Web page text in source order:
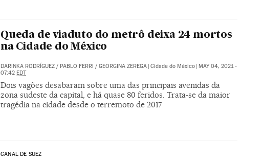
Queda de viaduto do metrô deixa 24 mortos
na Cidade do México
DARINKA RODRÍGUEZ/ PABLO FERRI / GEORGINA ZEREGA Cidade do México
MAY 04, 2021 -
07:42 EDT
Dois vagões desabaram sobre uma das principais avenidas da
zona sudeste da capital, e há quase 80 feridos. Trata-se da maior
tragédia na cidade desde o terremoto de 2017
CANAL DE SUEZ